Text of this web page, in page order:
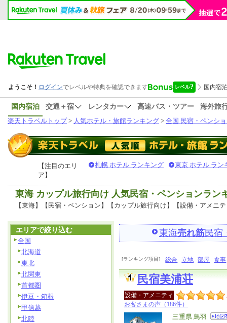
国内宿泊 交通＋宿 レンタカー 高速バス・ツアー
海外旅
楽天トラベルトップ> 人気ホテル・旅館ランキング > 全国 民宿・ペンシ
【注目のエリ
ア】
札幌 ホテル ランキング 東京 ホテル ラン
東海 カップル旅行向け 人気民宿・ペンションラン
【東海】【民宿・ペンション】【カップル旅行向け】【設備・アメニ
東海売れ筋民宿
[ランキング項目] 総合 立地 部屋 食事
民宿美浦荘
設備・アメニティ
お客さまの声（186件）
エ
三重県 鳥羽
エリアで絞り込む
全国
北海道
東北
北関東
首都圏
伊豆・箱根
甲信越
北陸